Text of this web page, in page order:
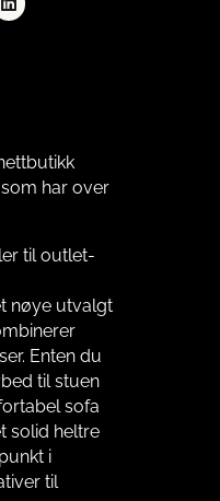
har over
til outlet-
nøye utvalgt
Enten du
til stuen
sofa
solid heltre
i
til